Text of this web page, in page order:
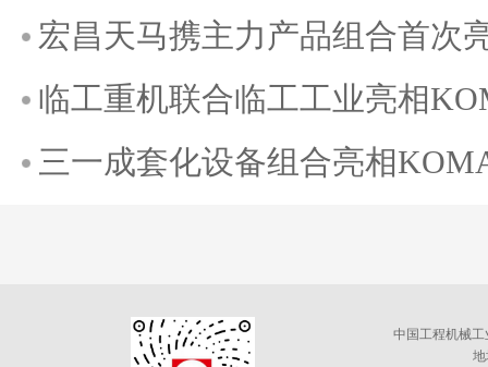
宏昌天马携主力产品组合首次
临工重机联合临工工业亮相
三一成套化设备组合亮相
中国工程机械
地